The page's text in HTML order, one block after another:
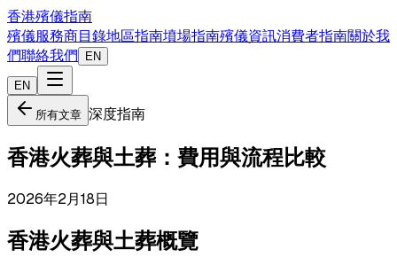
香港殯儀指南
殯儀服務商目錄地區指南墳場指南殯儀資訊消費者指南關於我
們聯絡我們 EN
EN
所有文章 深度指南
香港火葬與土葬：費用與流程比較
2026年2月18日
香港火葬與土葬概覽